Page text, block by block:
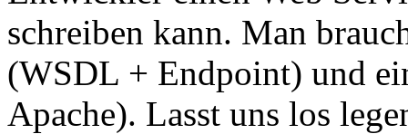
schreiben kann. Man
(WSDL + Endpoint) und
Apache). Lasst uns los